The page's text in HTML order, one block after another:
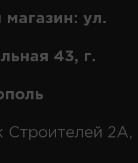
магазин: ул.
43, г.
Строителей 2А,